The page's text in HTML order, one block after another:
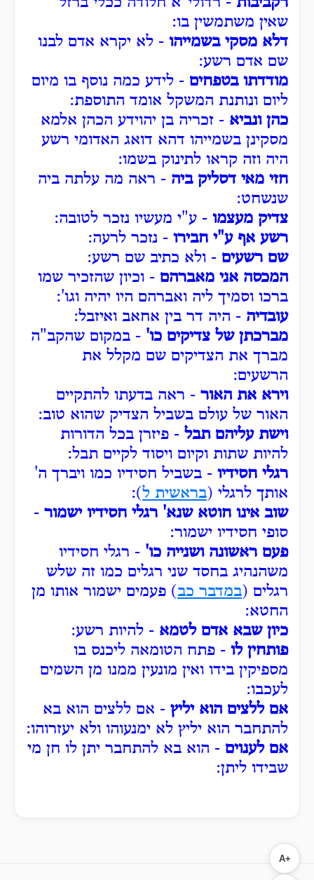
שאין משתמשין בו:
דלא מסקי בשמייהו - לא יקרא אדם לבנו
שם אדם רשע:
מודדתו בטפחים - לידע כמה נוסף בו מיום
ליום ונותנת המשקל אומד התוספת:
כהן ונביא - זכריה בן יהוידע הכהן אלמא
מסקינן בשמייהו דהא דואג האדומי רשע
היה וזה קראו לתינוק בשמו:
חזי מאי דסליק ביה - ראה מה עלתה ביה
שנשחט:
צדיק מעצמו - ע"י מעשיו נזכר לטובה:
רשע אף ע"י חבירו - נזכר לרעה:
שם רשעים - ולא כתיב שם רשע:
המכסה אני מאברהם - וכיון שהזכיר שמו
ברכו וסמיך ליה ואברהם היו יהיה וגו':
עובדיה - היה דר בין אחאב ואיזבל:
מברכתן של צדיקים כו' - במקום שהקב"ה
מברך את הצדיקים שם מקלל את
הרשעים:
וירא את האור - ראה בדעתו להתקיים
האור של עולם בשביל הצדיק שהוא טוב:
וישת עליהם תבל - פיזרן בכל הדורות
להיות שתות וקיום ויסוד לקיים תבל:
רגלי חסידיו - בשביל חסידיו כמו ויברך ה'
אותך לרגלי (בראשית ל):
שוב אינו חוטא שנא' רגלי חסידיו ישמור -
סופי חסידיו ישמור:
פעם ראשונה ושנייה כו' - רגלי חסידיו
משהנהיג בחסד שני רגלים כמו זה שלש
רגלים (במדבר כב) פעמים ישמור אותו מן
החטא:
כיון שבא אדם לטמא - להיות רשע:
פותחין לו - פתח הטומאה ליכנס בו
מספיקין בידו ואין מונעין ממנו מן השמים
לעכבו:
אם ללצים הוא יליץ - אם ללצים הוא בא
להתחבר הוא יליץ לא ימנעוהו ולא יעזרוהו:
אם לענוים - הוא בא להתחבר יתן לו חן מי
שבידו ליתן:
A+